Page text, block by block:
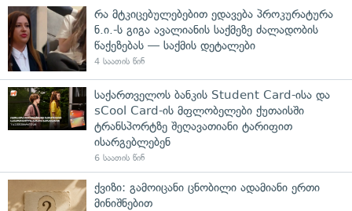
რა მტკიცებულებებით ედავება პროკურატურა
ნ.ი.-ს გიგა ავალიანის საქმეზე ძალადობის
წაქეზებას — საქმის დეტალები
4 საათის წინ
საქართველოს ბანკის Student Card-ისა და
sCool Card-ის მფლობელები ქუთაისში
ტრანსპორტზე შეღავათიანი ტარიფით
ისარგებლებენ
6 საათის წინ
ქვიზი: გამოიცანი ცნობილი ადამიანი ერთი
მინიშნებით